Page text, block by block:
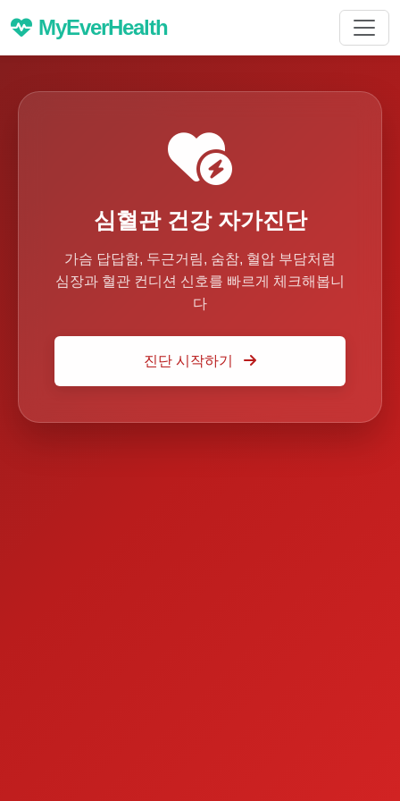
MyEverHealth
심혈관 건강 자가진단
가슴 답답함, 두근거림, 숨참, 혈압 부담처럼
심장과 혈관 컨디션 신호를 빠르게 체크해봅니
다
진단 시작하기